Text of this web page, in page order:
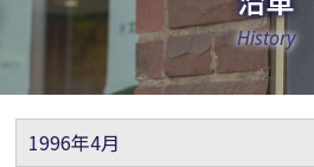
History
1996年4月